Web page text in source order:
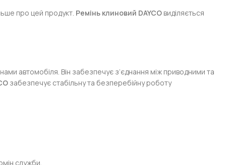
про цей продукт. Ремінь клиновий DAYCO виділяється
автомобіля. Він забезпечує з’єднання між приводними та
забезпечує стабільну та безперебійну роботу
служби.